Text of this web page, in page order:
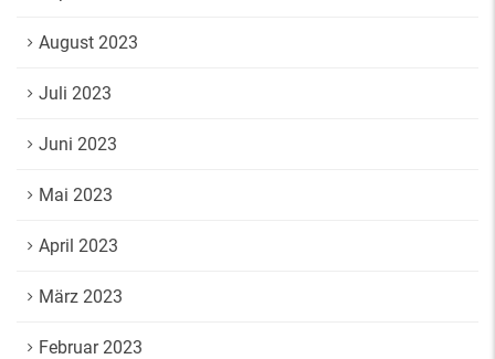
August 2023
Juli 2023
Juni 2023
Mai 2023
April 2023
März 2023
Februar 2023